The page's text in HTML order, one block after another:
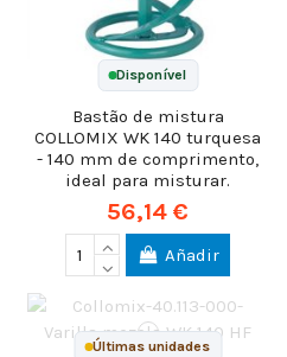
Disponível
Bastão de mistura
COLLOMIX WK 140 turquesa
- 140 mm de comprimento,
ideal para misturar.
56,14 €
Añadir
Últimas unidades